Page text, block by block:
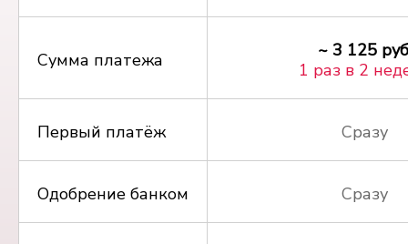
Сумма платежа
~ 3 125
1 раз в 2
Первый платёж Сразу
Одобрение банком Сразу